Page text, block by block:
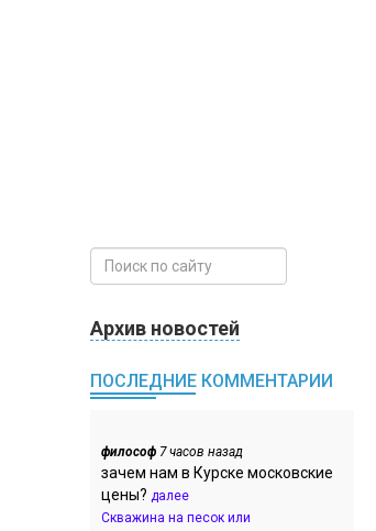
Архив новостей
ПОСЛЕДНИЕ КОММЕНТАРИИ
философ 7 часов назад
зачем нам в Курске московские
цены? далее
Скважина на песок или